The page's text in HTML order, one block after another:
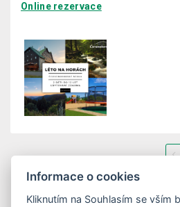
Online rezervace
Informace o cookies
Kliknutím na Souhlasím se vším